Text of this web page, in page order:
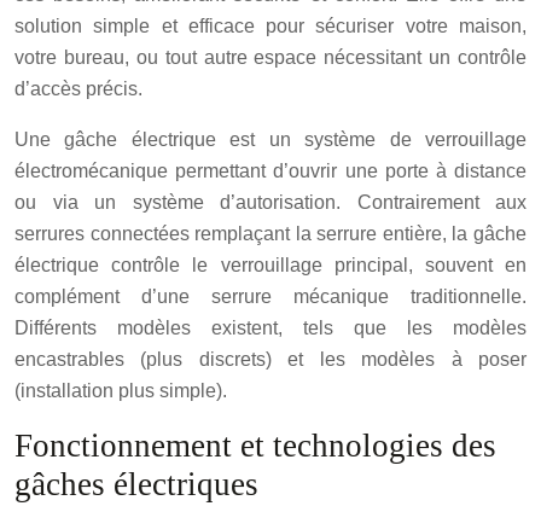
solution simple et efficace pour sécuriser votre maison,
votre bureau, ou tout autre espace nécessitant un contrôle
d’accès précis.
Une gâche électrique est un système de verrouillage
électromécanique permettant d’ouvrir une porte à distance
ou via un système d’autorisation. Contrairement aux
serrures connectées remplaçant la serrure entière, la gâche
électrique contrôle le verrouillage principal, souvent en
complément d’une serrure mécanique traditionnelle.
Différents modèles existent, tels que les modèles
encastrables (plus discrets) et les modèles à poser
(installation plus simple).
Fonctionnement et technologies des
gâches électriques